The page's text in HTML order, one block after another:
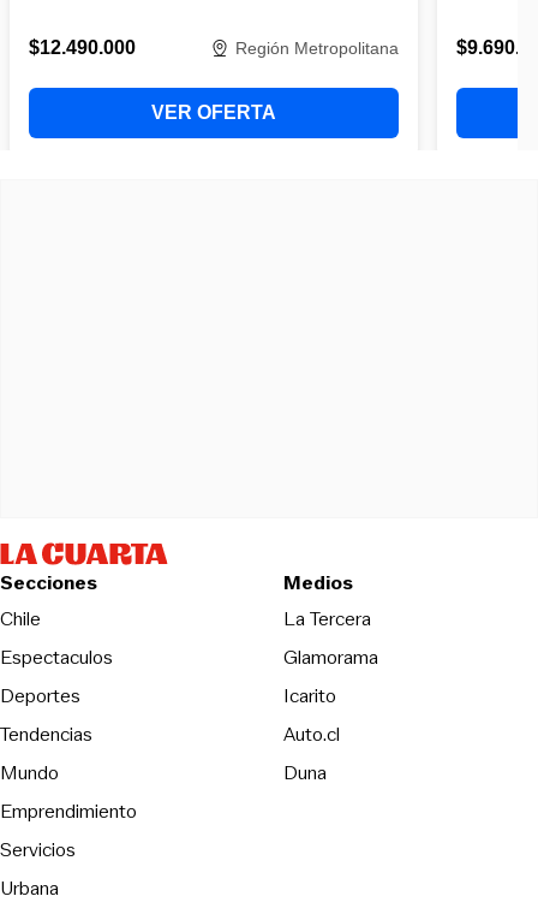
Secciones
Chile
Espectaculos
Deportes
Tendencias
Mundo
Emprendimiento
Servicios
Urbana
Medios
La TerceraOpens in new
Glamorama
Icarito
Auto.cl
DunaOpens in new window